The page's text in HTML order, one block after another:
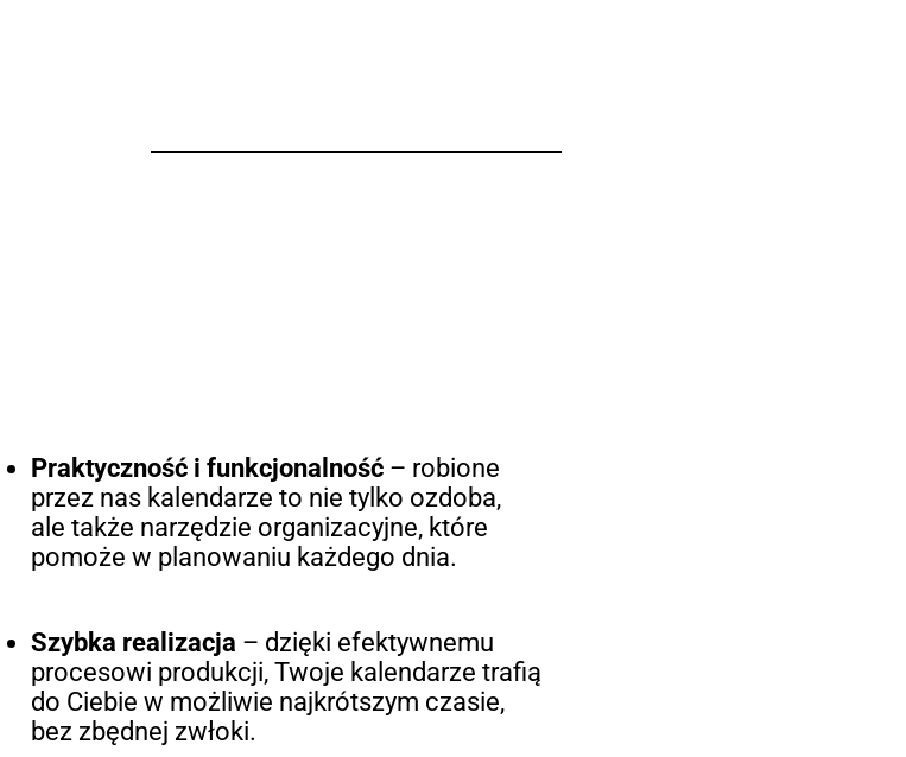
Praktyczność i funkcjonalność – robione
przez nas kalendarze to nie tylko ozdoba,
ale także narzędzie organizacyjne, które
pomoże w planowaniu każdego dnia.
Szybka realizacja – dzięki efektywnemu
procesowi produkcji, Twoje kalendarze trafią
do Ciebie w możliwie najkrótszym czasie,
bez zbędnej zwłoki.